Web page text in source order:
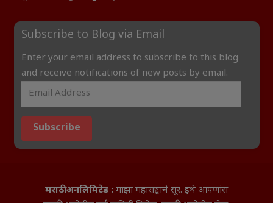
Subscribe to Blog via Email
Enter your email address to subscribe to this blog
and receive notifications of new posts by email.
Subscribe
मराठी अनलिमिटेड : माझा महाराष्ट्राचे सूर. इथे आपणांस